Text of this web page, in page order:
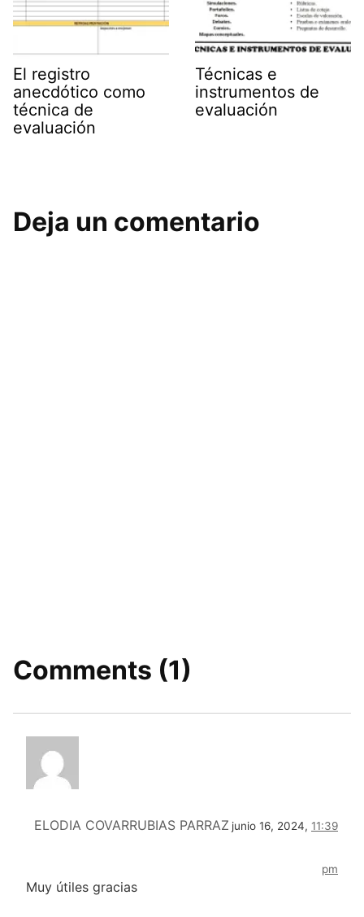
El registro
anecdótico como
técnica de
evaluación
Técnicas e
instrumentos de
evaluación
Deja un comentario
Comments (1)
ELODIA COVARRUBIAS PARRAZ junio 16, 2024, 11:39
pm
Muy útiles gracias